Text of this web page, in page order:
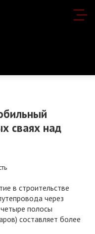
сваях над
в строительстве
через
полосы
составляет более